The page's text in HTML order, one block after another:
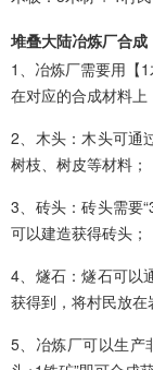
堆叠大陆冶炼厂合成
1、冶炼厂需要用【
在对应的合成材料上
2、木头：木头可通
树枝、树皮等材料；
3、砖头：砖头需要
可以建造获得砖头；
4、燧石：燧石可以
获得到，将村民放在
5、冶炼厂可以生产